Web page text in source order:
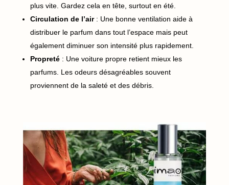
plus vite. Gardez cela en tête, surtout en été.
Circulation de l’air: Une bonne ventilation aide à
distribuer le parfum dans tout l’espace mais peut
également diminuer son intensité plus rapidement.
Propreté: Une voiture propre retient mieux les
parfums. Les odeurs désagréables souvent
proviennent de la saleté et des débris.